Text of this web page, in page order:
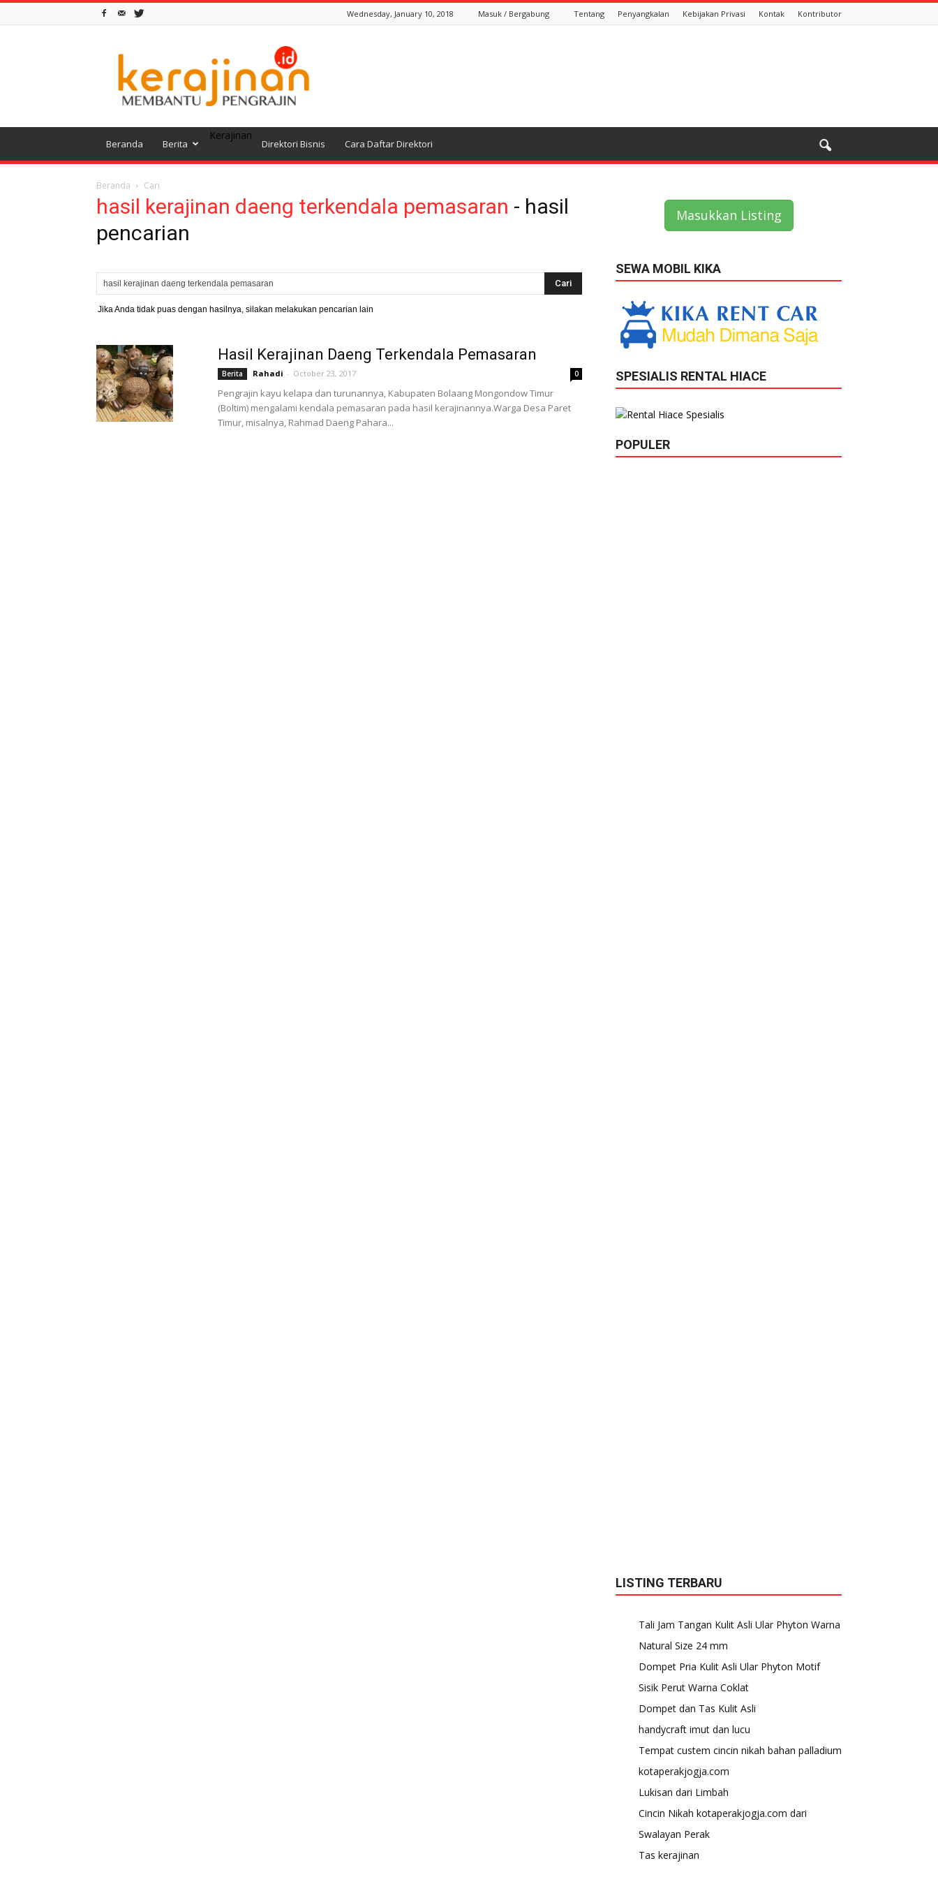
Wednesday, January 10, 2018 Masuk / Bergabung Tentang Penyangkalan Kebijakan Privasi Kontak Kontributor
Beranda Berita
Kerajinan
Direktori Bisnis Cara Daftar Direktori
Beranda Cari
hasil kerajinan daeng terkendala pemasaran - hasil
pencarian
Jika Anda tidak puas dengan hasilnya, silakan melakukan pencarian lain
Hasil Kerajinan Daeng Terkendala Pemasaran
Berita Rahadi - October 23, 2017 0
Pengrajin kayu kelapa dan turunannya, Kabupaten Bolaang Mongondow Timur
(Boltim) mengalami kendala pemasaran pada hasil kerajinannya.Warga Desa Paret
Timur, misalnya, Rahmad Daeng Pahara...
Masukkan Listing
SEWA MOBIL KIKA
SPESIALIS RENTAL HIACE
POPULER
LISTING TERBARU
Tali Jam Tangan Kulit Asli Ular Phyton Warna
Natural Size 24 mm
Dompet Pria Kulit Asli Ular Phyton Motif
Sisik Perut Warna Coklat
Dompet dan Tas Kulit Asli
handycraft imut dan lucu
Tempat custem cincin nikah bahan palladium
kotaperakjogja.com
Lukisan dari Limbah
Cincin Nikah kotaperakjogja.com dari
Swalayan Perak
Tas kerajinan